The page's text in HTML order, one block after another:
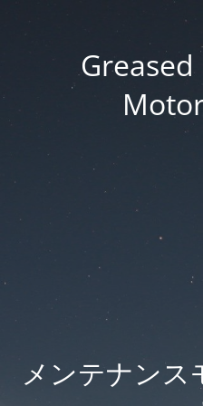
メンテナンス